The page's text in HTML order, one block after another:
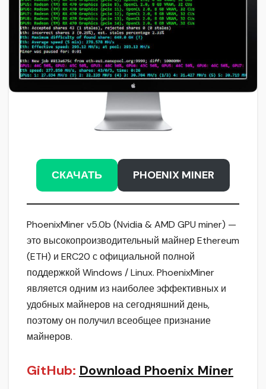
СКАЧАТЬ PHOENIX MINER
PhoenixMiner v5.0b (Nvidia & AMD GPU miner) —
это высокопроизводительный майнер Ethereum
(ETH) и ERC20 с официальной полной
поддержкой Windows / Linux. PhoenixMiner
является одним из наиболее эффективных и
удобных майнеров на сегодняшний день,
поэтому он получил всеобщее признание
майнеров.
GitHub: Download Phoenix Miner